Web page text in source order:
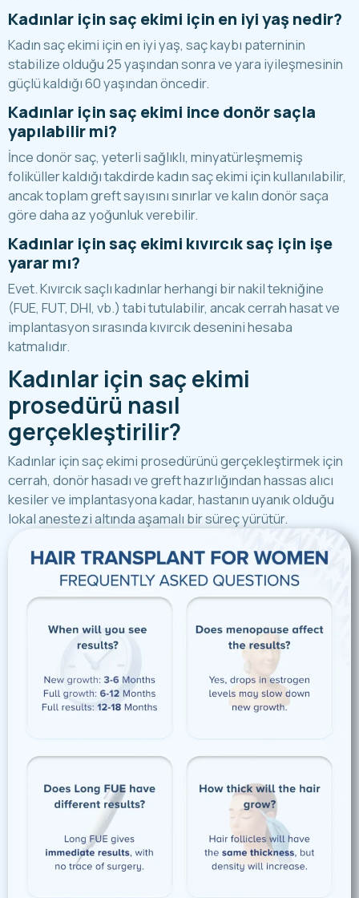
Kadınlar için saç ekimi için en iyi yaş nedir?
Kadın saç ekimi için en iyi yaş, saç kaybı paterninin
stabilize olduğu 25 yaşından sonra ve yara iyileşmesinin
güçlü kaldığı 60 yaşından öncedir.
Kadınlar için saç ekimi ince donör saçla
yapılabilir mi?
İnce donör saç, yeterli sağlıklı, minyatürleşmemiş
foliküller kaldığı takdirde kadın saç ekimi için kullanılabilir,
ancak toplam greft sayısını sınırlar ve kalın donör saça
göre daha az yoğunluk verebilir.
Kadınlar için saç ekimi kıvırcık saç için işe
yarar mı?
Evet. Kıvırcık saçlı kadınlar herhangi bir nakil tekniğine
(FUE, FUT, DHI, vb.) tabi tutulabilir, ancak cerrah hasat ve
implantasyon sırasında kıvırcık desenini hesaba
katmalıdır.
Kadınlar için saç ekimi
prosedürü nasıl
gerçekleştirilir?
Kadınlar için saç ekimi prosedürünü gerçekleştirmek için
cerrah, donör hasadı ve greft hazırlığından hassas alıcı
kesiler ve implantasyona kadar, hastanın uyanık olduğu
lokal anestezi altında aşamalı bir süreç yürütür.